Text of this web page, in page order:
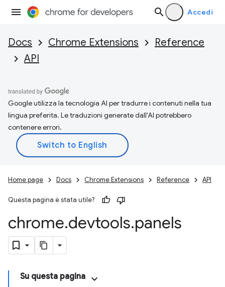
Accedi
Docs Chrome Extensions
Reference
API
Google utilizza la tecnologia AI per tradurre i contenuti nella tua
lingua preferita. Le traduzioni generate dall'AI potrebbero
contenere errori.
Home page Docs Chrome Extensions Reference API
Questa pagina è stata utile?
chrome.devtools.panels
Su questa pagina